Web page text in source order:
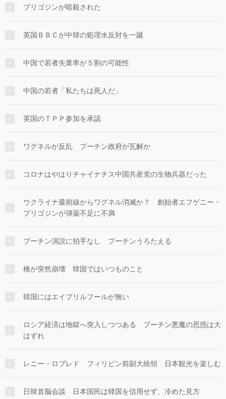
プリゴジンが暗殺された
英国ＢＢＣが中韓の処理水反対を一蹴
中国で若者失業率が５割の可能性
中国の若者「私たちは死人だ」
英国のＴＰＰ参加を承認
ワグネルが反乱 プーチン政府が瓦解か
コロナはやはりチャイナチス中国共産党の生物兵器だった
ウクライナ最前線からワグネル消滅か？ 創始者エフゲニー・
プリゴジンが弾薬不足に不満
プーチン演説に拍手なし プーチンうろたえる
橋が突然崩壊 韓国ではいつものこと
韓国にはエイプリルフールが無い
ロシア経済は地獄へ突入しつつある プーチン悪魔の思惑は大
はずれ
レニー・ロブレド フィリピン前副大統領 日本観光を楽しむ
日韓首脳会談 日本国民は韓国を信用せず、冷めた見方